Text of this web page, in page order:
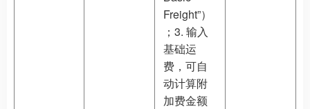
Freight”）
；3. 输入
基础运
费，可自
动计算附
加费金额